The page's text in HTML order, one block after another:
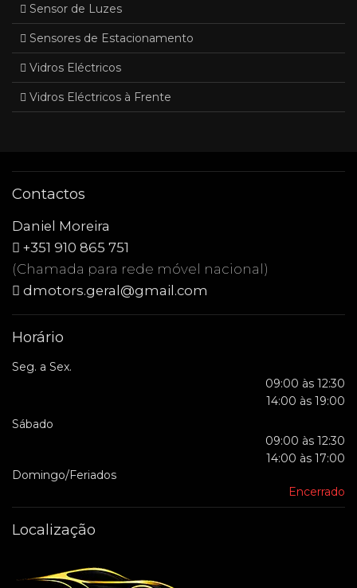
Sensor de Luzes
Sensores de Estacionamento
Vidros Eléctricos
Vidros Eléctricos à Frente
Contactos
Daniel Moreira
+351 910 865 751
(Chamada para rede móvel nacional)
dmotors.geral@gmail.com
Horário
Seg. a Sex.
09:00 às 12:30
14:00 às 19:00
Sábado
09:00 às 12:30
14:00 às 17:00
Domingo/Feriados
Encerrado
Localização